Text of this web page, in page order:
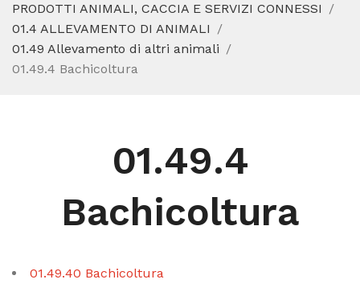
REGIME FORFETTARIO
CODICE FISCALE
PRODOTTI ANIMALI, CACCIA E SERVIZI CONNESSI
01.4 ALLEVAMENTO DI ANIMALI
01.49 Allevamento di altri animali
01.49.4 Bachicoltura
01.49.4
Bachicoltura
01.49.40 Bachicoltura